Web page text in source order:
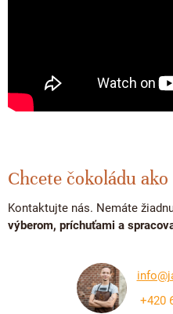
Chcete čokoládu
Kontaktujte nás. Nemáte
výberom, príchuťami a
+420